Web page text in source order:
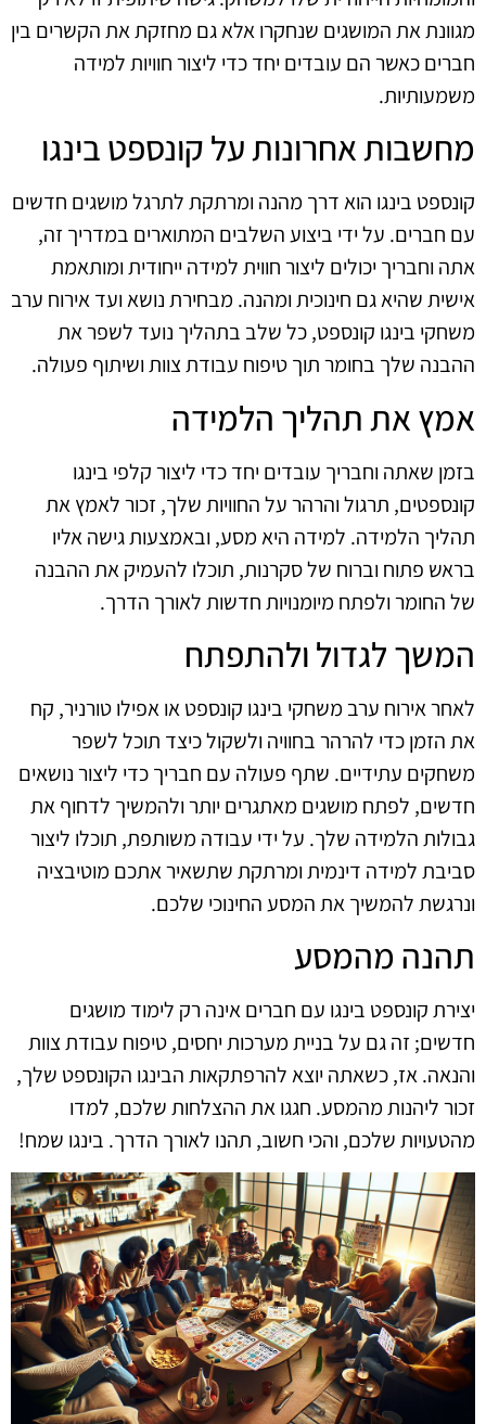
מגוונת את המושגים שנחקרו אלא גם מחזקת את הקשרים בין
חברים כאשר הם עובדים יחד כדי ליצור חוויות למידה
משמעותיות.
מחשבות אחרונות על קונספט בינגו
קונספט בינגו הוא דרך מהנה ומרתקת לתרגל מושגים חדשים
עם חברים. על ידי ביצוע השלבים המתוארים במדריך זה,
אתה וחבריך יכולים ליצור חווית למידה ייחודית ומותאמת
אישית שהיא גם חינוכית ומהנה. מבחירת נושא ועד אירוח ערב
משחקי בינגו קונספט, כל שלב בתהליך נועד לשפר את
ההבנה שלך בחומר תוך טיפוח עבודת צוות ושיתוף פעולה.
אמץ את תהליך הלמידה
בזמן שאתה וחבריך עובדים יחד כדי ליצור קלפי בינגו
קונספטים, תרגול והרהר על החוויות שלך, זכור לאמץ את
תהליך הלמידה. למידה היא מסע, ובאמצעות גישה אליו
בראש פתוח וברוח של סקרנות, תוכלו להעמיק את ההבנה
של החומר ולפתח מיומנויות חדשות לאורך הדרך.
המשך לגדול ולהתפתח
לאחר אירוח ערב משחקי בינגו קונספט או אפילו טורניר, קח
את הזמן כדי להרהר בחוויה ולשקול כיצד תוכל לשפר
משחקים עתידיים. שתף פעולה עם חבריך כדי ליצור נושאים
חדשים, לפתח מושגים מאתגרים יותר ולהמשיך לדחוף את
גבולות הלמידה שלך. על ידי עבודה משותפת, תוכלו ליצור
סביבת למידה דינמית ומרתקת שתשאיר אתכם מוטיבציה
ונרגשת להמשיך את המסע החינוכי שלכם.
תהנה מהמסע
יצירת קונספט בינגו עם חברים אינה רק לימוד מושגים
חדשים; זה גם על בניית מערכות יחסים, טיפוח עבודת צוות
והנאה. אז, כשאתה יוצא להרפתקאות הבינגו הקונספט שלך,
זכור ליהנות מהמסע. חגגו את ההצלחות שלכם, למדו
מהטעויות שלכם, והכי חשוב, תהנו לאורך הדרך. בינגו שמח!